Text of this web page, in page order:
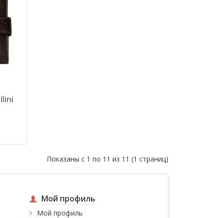
Показаны с 1 по 11 из 11 (1 страниц)
Мой профиль
Мой профиль